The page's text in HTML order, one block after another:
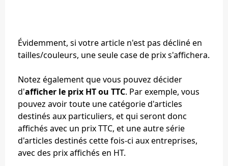
Évidemment, si votre article n'est pas décliné en
tailles/couleurs, une seule case de prix s'affichera.
Notez également que vous pouvez décider
d'afficher le prix HT ou TTC. Par exemple, vous
pouvez avoir toute une catégorie d'articles
destinés aux particuliers, et qui seront donc
affichés avec un prix TTC, et une autre série
d'articles destinés cette fois-ci aux entreprises,
avec des prix affichés en HT.